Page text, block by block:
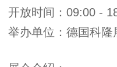
开放时间：09:00 -
举办单位：德国科隆